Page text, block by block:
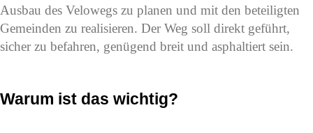
Ausbau des Velowegs zu planen und mit den beteiligten
Gemeinden zu realisieren. Der Weg soll direkt geführt,
sicher zu befahren, genügend breit und asphaltiert sein.
Warum ist das wichtig?